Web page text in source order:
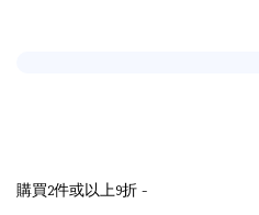
購買2件或以上9折 -